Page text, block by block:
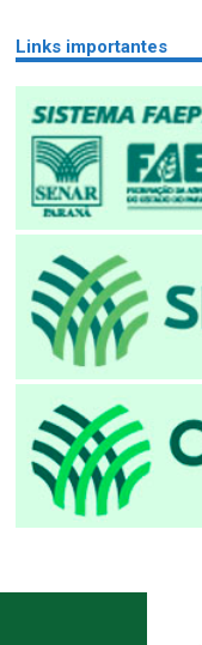
Links importantes